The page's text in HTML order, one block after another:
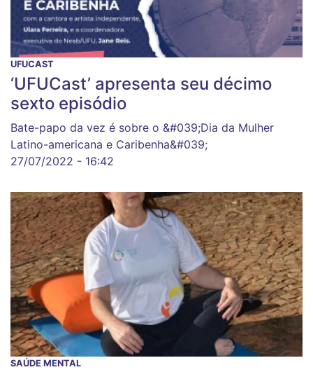
UFUCAST
‘UFUCast’ apresenta seu décimo
sexto episódio
Bate-papo da vez é sobre o &#039;Dia da Mulher
Latino-americana e Caribenha&#039;
27/07/2022 - 16:42
SAÚDE MENTAL